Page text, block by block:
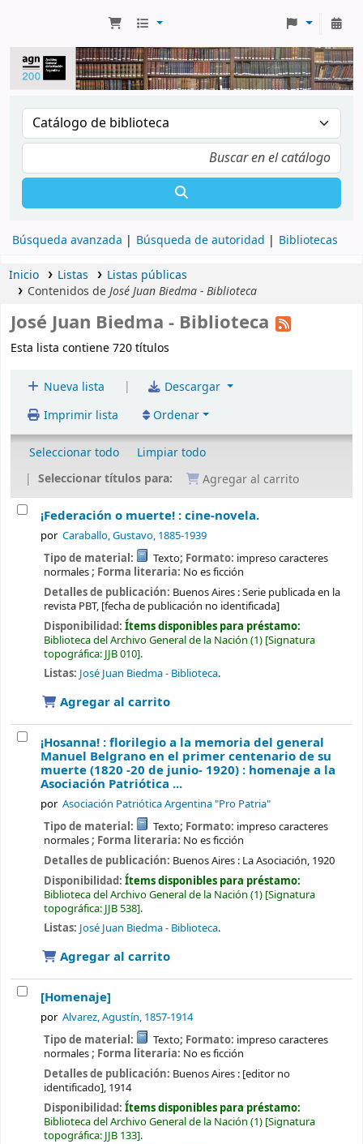
Búsqueda avanzada Búsqueda de autoridad Bibliotecas
Inicio Listas
Listas públicas
Contenidos deJosé Juan Biedma - Biblioteca
José Juan Biedma - Biblioteca
Esta lista contiene 720 títulos
Nueva lista |
Descargar
Imprimir lista
Ordenar
Seleccionar todo
Limpiar todo
Seleccionar títulos para:
Agregar al carrito
¡Federación o muerte! : cine-novela.
por Caraballo, Gustavo, 1885-1939
Tipo de material: Texto; Formato: impreso caracteres
normales; Forma literaria: No es ficción
Detalles de publicación: Buenos Aires :Serie publicada en la
revista PBT, [fecha de publicación no identificada]
Disponibilidad: Ítems disponibles para préstamo:
Biblioteca del Archivo General de la Nación (1) Signatura
topográfica: JJB 010 .
Listas: José Juan Biedma - Biblioteca.
Agregar al carrito
¡Hosanna! : florilegio a la memoria del general
Manuel Belgrano en el primer centenario de su
muerte (1820 -20 de junio- 1920) : homenaje a la
Asociación Patriótica ...
por Asociación Patriótica Argentina "Pro Patria"
Tipo de material: Texto; Formato: impreso caracteres
normales; Forma literaria: No es ficción
Detalles de publicación: Buenos Aires : La Asociación, 1920
Disponibilidad: Ítems disponibles para préstamo:
Biblioteca del Archivo General de la Nación (1) Signatura
topográfica: JJB 538 .
Listas: José Juan Biedma - Biblioteca.
Agregar al carrito
[Homenaje]
por Alvarez, Agustín, 1857-1914
Tipo de material: Texto; Formato: impreso caracteres
normales; Forma literaria: No es ficción
Detalles de publicación: Buenos Aires : [editor no
identificado], 1914
Disponibilidad: Ítems disponibles para préstamo:
Biblioteca del Archivo General de la Nación (1) Signatura
topográfica: JJB 133 .